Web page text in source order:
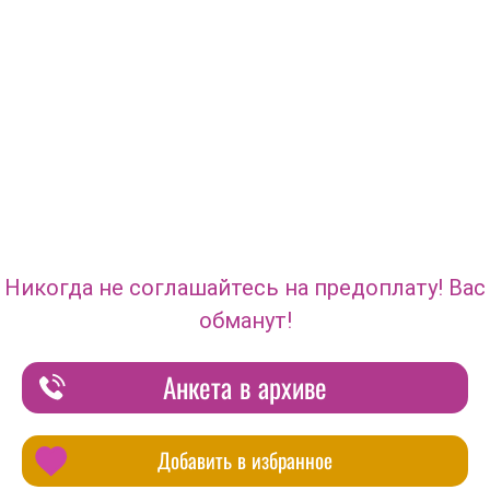
Никогда не соглашайтесь на предоплату! Вас
обманут!
Анкета в архиве
Добавить в избранное